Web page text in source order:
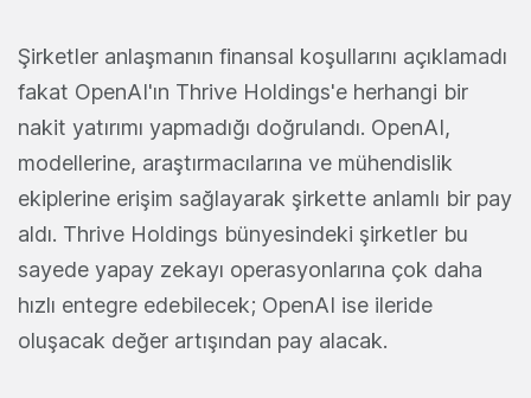
Şirketler anlaşmanın finansal koşullarını açıklamadı
fakat OpenAI'ın Thrive Holdings'e herhangi bir
nakit yatırımı yapmadığı doğrulandı. OpenAI,
modellerine, araştırmacılarına ve mühendislik
ekiplerine erişim sağlayarak şirkette anlamlı bir pay
aldı. Thrive Holdings bünyesindeki şirketler bu
sayede yapay zekayı operasyonlarına çok daha
hızlı entegre edebilecek; OpenAI ise ileride
oluşacak değer artışından pay alacak.